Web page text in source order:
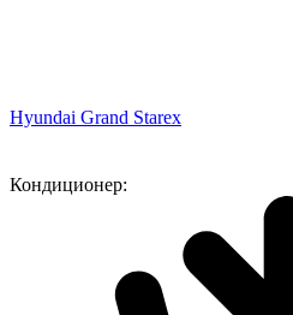
Hyundai Grand Starex
Кондиционер: